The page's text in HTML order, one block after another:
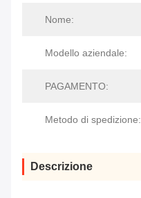
Nome:
Modello aziendale:
PAGAMENTO:
Metodo di spedizione:
Descrizione